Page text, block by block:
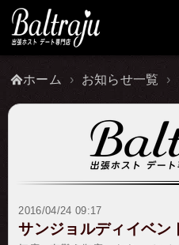
ホーム お知らせ一覧
2016/04/24 09:17
サンジョルディイベン